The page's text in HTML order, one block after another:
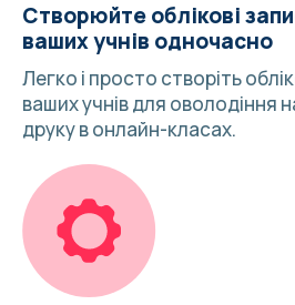
Створюйте облікові
ваших учнів одночасно
Легко і просто створіть
ваших учнів для оволодіння
друку в онлайн-класах.